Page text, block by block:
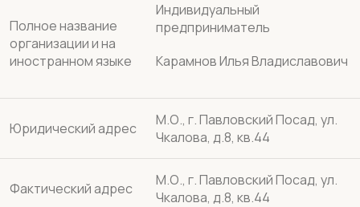
Полное название
организации и на
иностранном языке
Индивидуальный
предприниматель
Карамнов Илья Владиславович
Юридический адрес
М.О., г. Павловский Посад, ул.
Чкалова, д.8, кв.44
Фактический адрес
М.О., г. Павловский Посад, ул.
Чкалова, д.8, кв.44